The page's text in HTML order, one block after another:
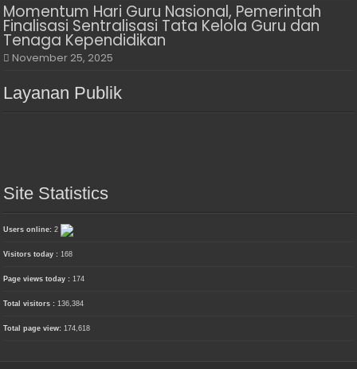
Momentum Hari Guru Nasional, Pemerintah
Finalisasi Sentralisasi Tata Kelola Guru dan
Tenaga Kependidikan
November 25, 2025
Layanan Publik
Site Statistics
Users online:2
Visitors today :168
Page views today :174
Total visitors :136,384
Total page view:174,618